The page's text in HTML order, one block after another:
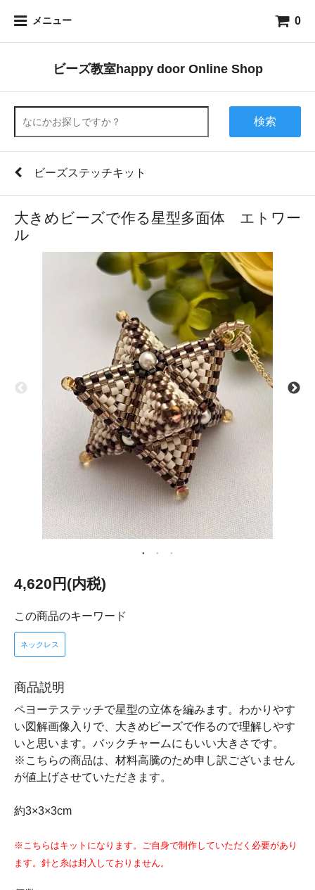
メニュー 0
ビーズ教室happy door Online Shop
検索
ビーズステッチキット
大きめビーズで作る星型多面体 エトワー
ル
4,620円(内税)
この商品のキーワード
ネックレス
商品説明
ペヨーテステッチで星型の立体を編みます。わかりやす
い図解画像入りで、大きめビーズで作るので理解しやす
いと思います。バックチャームにもいい大きさです。
※こちらの商品は、材料高騰のため申し訳ございません
が値上げさせていただきます。
約3×3×3cm
※こちらはキットになります。ご自身で制作していただく必要があり
ます。針と糸は封入しておりません。